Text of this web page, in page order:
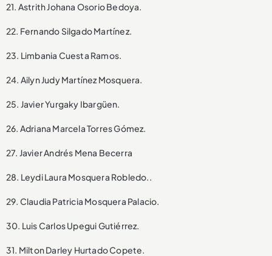
21. Astrith Johana Osorio Bedoya.
22. Fernando Silgado Martínez.
23. Limbania Cuesta Ramos.
24. Ailyn Judy Martínez Mosquera.
25. Javier Yurgaky Ibargüen.
26. Adriana Marcela Torres Gómez.
27. Javier Andrés Mena Becerra
28. Leydi Laura Mosquera Robledo..
29. Claudia Patricia Mosquera Palacio.
30. Luis Carlos Upegui Gutiérrez.
31. Milton Darley Hurtado Copete.